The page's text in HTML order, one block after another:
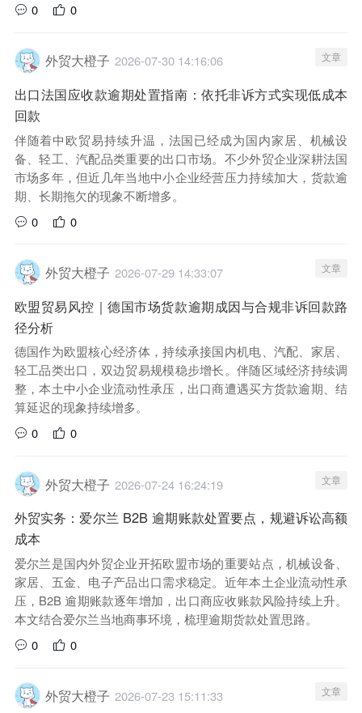
0
0
外贸大橙子 2026-07-30 14:16:06 文章
出口法国应收款逾期处置指南：依托非诉方式实现低成本
回款
伴随着中欧贸易持续升温，法国已经成为国内家居、机械设
备、轻工、汽配品类重要的出口市场。不少外贸企业深耕法国
市场多年，但近几年当地中小企业经营压力持续加大，货款逾
期、长期拖欠的现象不断增多。
0
0
外贸大橙子 2026-07-29 14:33:07 文章
欧盟贸易风控｜德国市场货款逾期成因与合规非诉回款路
径分析
德国作为欧盟核心经济体，持续承接国内机电、汽配、家居、
轻工品类出口，双边贸易规模稳步增长。伴随区域经济持续调
整，本土中小企业流动性承压，出口商遭遇买方货款逾期、结
算延迟的现象持续增多。
0
0
外贸大橙子 2026-07-24 16:24:19 文章
外贸实务：爱尔兰 B2B 逾期账款处置要点，规避诉讼高额
成本
爱尔兰是国内外贸企业开拓欧盟市场的重要站点，机械设备、
家居、五金、电子产品出口需求稳定。近年本土企业流动性承
压，B2B 逾期账款逐年增加，出口商应收账款风险持续上升。
本文结合爱尔兰当地商事环境，梳理逾期货款处置思路。
0
0
外贸大橙子 2026-07-23 15:11:33 文章